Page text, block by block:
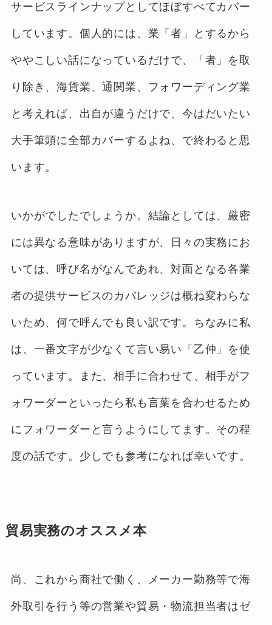
サービスラインナップとしてほぼすべてカバー
しています。個人的には、業「者」とするから
ややこしい話になっているだけで、「者」を取
り除き、海貨業、通関業、フォワーディング業
と考えれば、出自が違うだけで、今はだいたい
大手筆頭に全部カバーするよね、で終わると思
います。
いかがでしたでしょうか。結論としては、厳密
には異なる意味がありますが、日々の実務にお
いては、呼び名がなんであれ、対面となる各業
者の提供サービスのカバレッジは概ね変わらな
いため、何で呼んでも良い訳です。ちなみに私
は、一番文字が少なくて言い易い「乙仲」を使
っています。また、相手に合わせて、相手がフ
ォワーダーといったら私も言葉を合わせるため
にフォワーダーと言うようにしてます。その程
度の話です。少しでも参考になれば幸いです。
貿易実務のオススメ本
尚、これから商社で働く、メーカー勤務等で海
外取引を行う等の営業や貿易・物流担当者はゼ